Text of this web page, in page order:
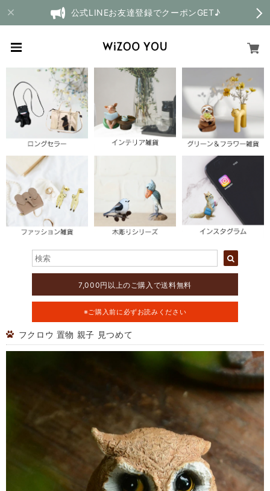
公式LINEお友達登録でクーポンGET♪
7,000円以上のご購入で送料無料
※ご購入前に必ずお読みください
フクロウ 置物 親子 見つめて